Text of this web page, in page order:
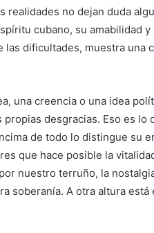
realidades no dejan duda
cubano, su amabilidad
dificultades, muestra una
una creencia o una idea
desgracias. Eso es
de todo lo distingue su
que hace posible la
nuestro terruño, la
soberanía. A otra altura